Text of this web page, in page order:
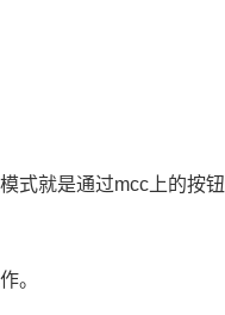
就是通过mcc上的按
。